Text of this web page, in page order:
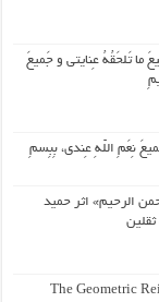
ما تَلحَقُهُ عِنایتی و جَمیعَ
نِعَمِ اللّهِ عِندی، بِبِسمِ
الرحیم» اثر حمید
The Geometric